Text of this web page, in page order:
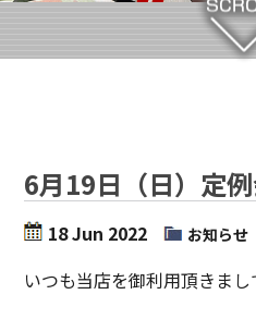
6月19日（日）定
18 Jun 2022 お知らせ
いつも当店を御利用頂きまし